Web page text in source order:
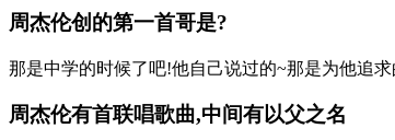
周杰伦创的第一首哥是?
那是中学的时候了吧!他自己说过的~那是为他追
周杰伦有首联唱歌曲,中间有以父之名